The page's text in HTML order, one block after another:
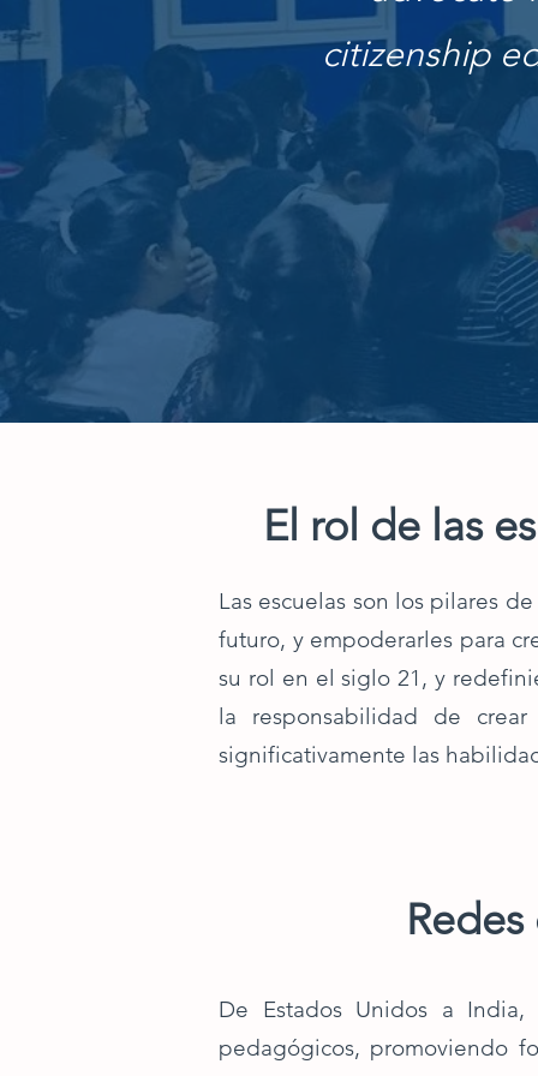
citizenship
El rol de las
Las escuelas son los pilares
futuro, y empoderarles para
su rol en el siglo 21, y
la responsabilidad de
significativamente las
De Estados Unidos a
pedagógicos, promoviendo